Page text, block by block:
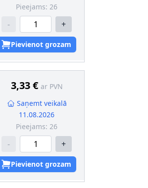
Pieejams: 26
- +
Pievienot grozam
3,33 € ar PVN
Saņemt veikalā
11.08.2026
Pieejams: 26
- +
Pievienot grozam